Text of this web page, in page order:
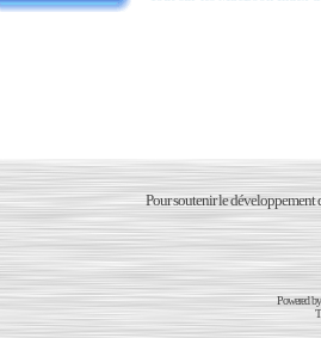
Pour soutenir le développement
Powered